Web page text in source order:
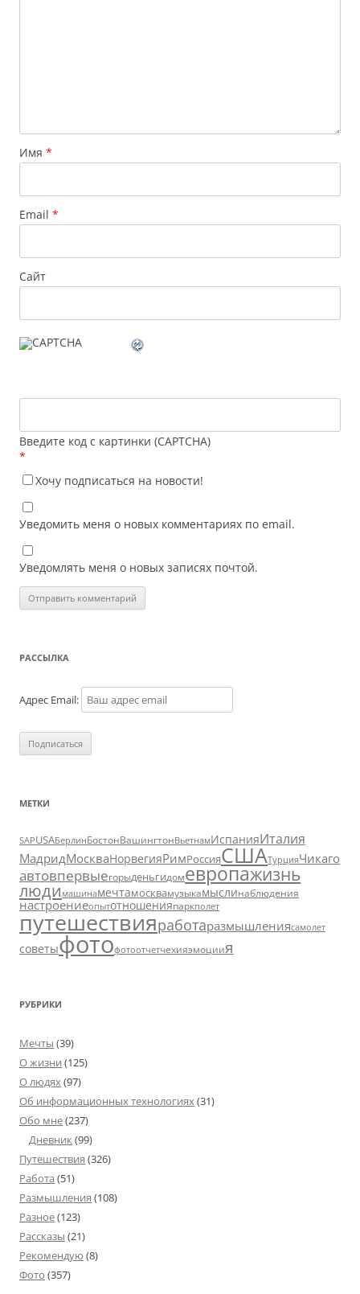
Имя *
Email *
Сайт
Введите код с картинки (CAPTCHA)
*
Хочу подписаться на новости!
Уведомить меня о новых комментариях по email.
Уведомлять меня о новых записях почтой.
РАССЫЛКА
Адрес Email:
МЕТКИ
SAPUSAБерлинБостонВашингтонВьетнамИспанияИталия
МадридМоскваНорвегияРимРоссияСШАТурцияЧикаго
автовпервыегорыденьгидомевропажизнь
люди машинамечтамосквамузыкамыслинаблюдения
настроениеопытотношенияпаркполет
путешествияработаразмышлениясамолет
советыфотофотоотчетчехияэмоциия
РУБРИКИ
Мечты (39)
О жизни (125)
О людях(97)
Об информационных технологиях(31)
Обо мне(237)
Дневник(99)
Путешествия (326)
Работа (51)
Размышления (108)
Разное(123)
Рассказы (21)
Рекомендую (8)
Фото (357)